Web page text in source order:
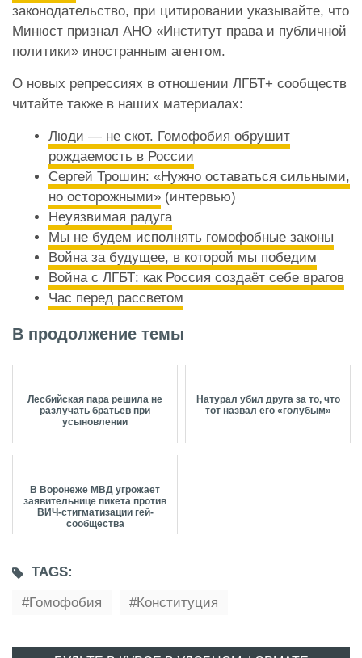
законодательство, при цитировании указывайте, что
Минюст признал АНО «Институт права и публичной
политики» иностранным агентом.
О новых репрессиях в отношении ЛГБТ+ сообществ
читайте также в наших материалах:
Люди — не скот. Гомофобия обрушит
рождаемость в России
Сергей Трошин: «Нужно оставаться сильными,
но осторожными» (интервью)
Неуязвимая радуга
Мы не будем исполнять гомофобные законы
Война за будущее, в которой мы победим
Война с ЛГБТ: как Россия создаёт себе врагов
Час перед рассветом
В продолжение темы
Лесбийская пара решила не
разлучать братьев при
усыновлении
Натурал убил друга за то, что
тот назвал его «голубым»
В Воронеже МВД угрожает
заявительнице пикета против
ВИЧ-стигматизации гей-
сообщества
TAGS:
Гомофобия
Конституция